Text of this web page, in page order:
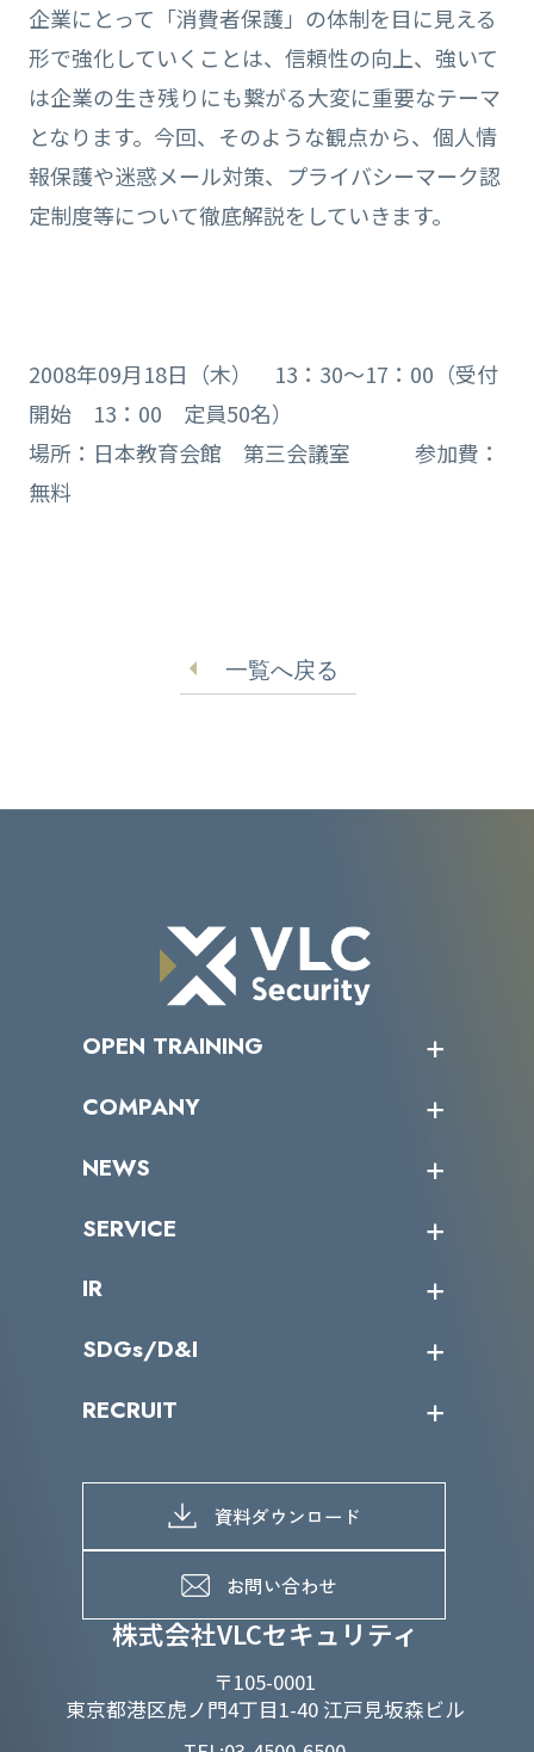
企業にとって「消費者保護」の体制を目に見える
形で強化していくことは、信頼性の向上、強いて
は企業の生き残りにも繋がる大変に重要なテーマ
となります。今回、そのような観点から、個人情
報保護や迷惑メール対策、プライバシーマーク認
定制度等について徹底解説をしていきます。
2008年09月18日（木） 13：30～17：00（受付
開始 13：00 定員50名）
場所：日本教育会館 第三会議室 参加費：
無料
一覧へ戻る
株式会社VLCセキュリティ
〒105-0001
東京都港区虎ノ門4丁目1-40 江戸見坂森ビル
OPEN TRAINING
受講者の声
COMPANY
トップメッセージ
ミッション／ビジョン
パートナー企業一覧
NEWS
サイバーニュース
SERVICE
カテゴリー別サービス一覧
IR
IRカレンダー
IRライブラリー
よくあるご質問
SDGs/D&I
当グループのマテリアリティ
SDGs推進体制
D&Iの取り組み
RECRUIT
募集職種一覧
メッセージ
メンバーインタビュー
資料ダウンロード
お問い合わせ